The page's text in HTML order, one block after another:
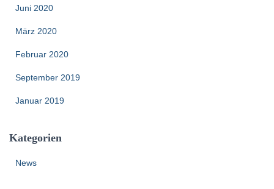
Juni 2020
März 2020
Februar 2020
September 2019
Januar 2019
Kategorien
News